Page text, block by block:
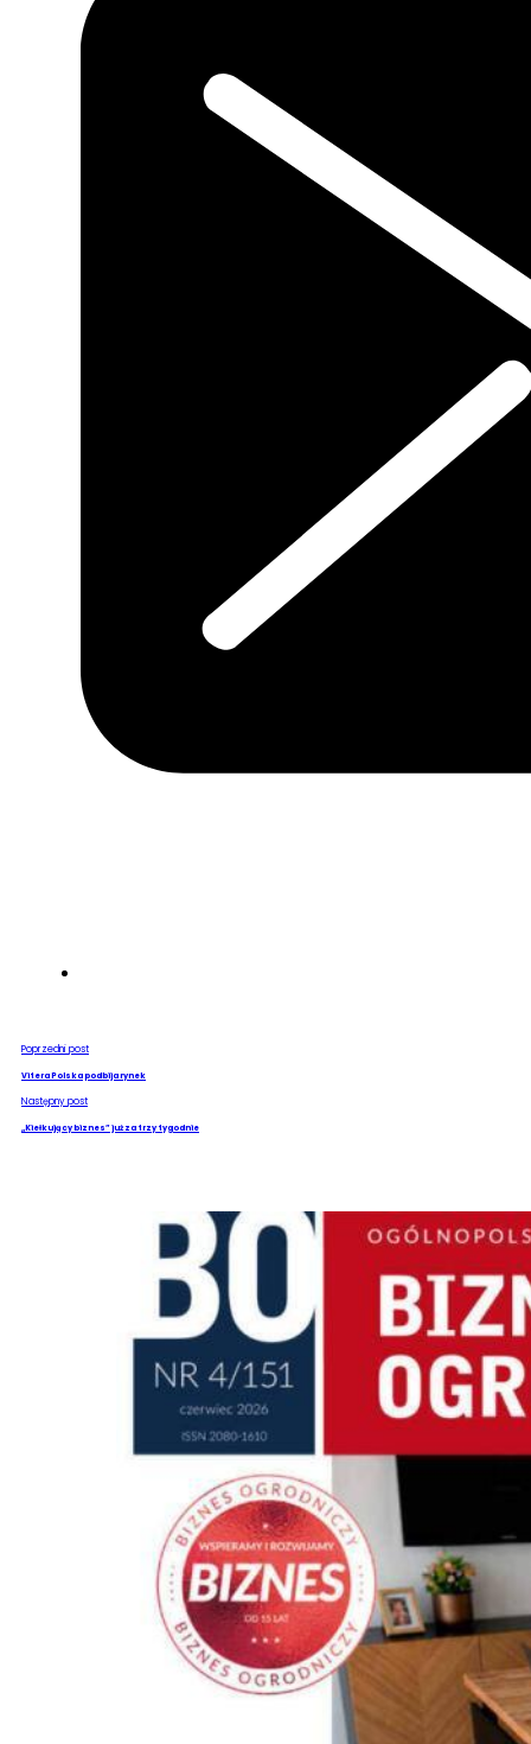
Poprzedni post
Vitera Polska podbija rynek
Następny post
„Kiełkujący biznes” już za trzy tygodnie